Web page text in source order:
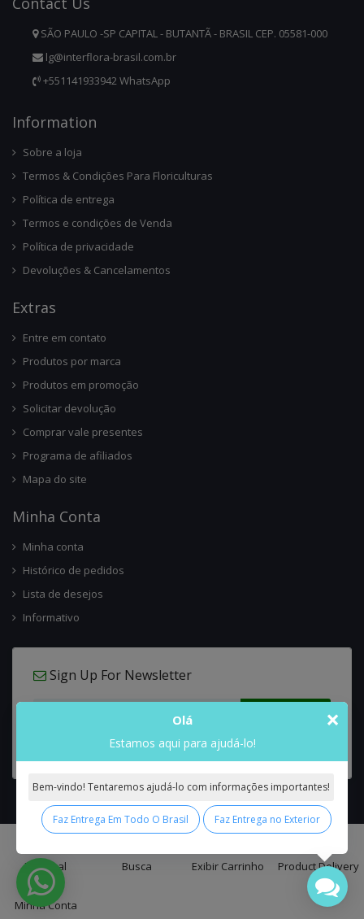
Principal Busca Exibir Carrinho Product Delivery
Minha Conta
SÃO PAULO -SP CAPITAL - BUTANTÃ - BRASIL CEP. 05581-000
lg@interflora-brasil.com.br
+551141933942 WhatsApp
InforMation
Sobre a loja
Termos & Condições Para Floriculturas
Política de entrega
Termos e condições de Venda
Política de privacidade
Devoluções & Cancelamentos
ExtRas
Entre em contato
Produtos por marca
Produtos em promoção
Solicitar devolução
Comprar vale presentes
Programa de afiliados
Mapa do site
Minha Conta
Minha conta
Histórico de pedidos
Lista de desejos
Informativo
Sign Up For Newsletter
Interflora Brasil Intercambio Floral Nacional e Internacional© 2026 All
Rights Reserved.
×
Olá
Estamos aqui para ajudá-lo!
Bem-vindo! Tentaremos ajudá-lo com informações importantes!
Faz Entrega Em Todo O Brasil Faz Entrega no Exterior
false